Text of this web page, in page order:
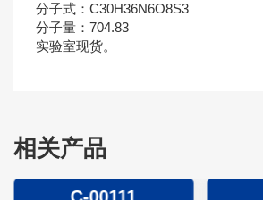
分子式：C30H36N6O8S3
分子量：704.83
实验室现货。
相关产品